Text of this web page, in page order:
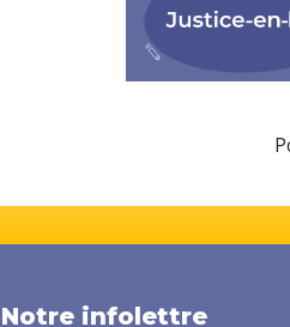
Notre infolettre